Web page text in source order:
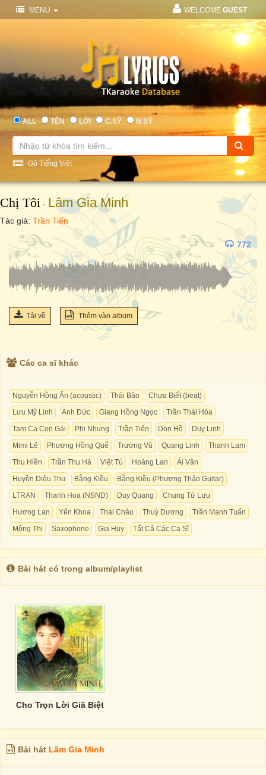
MENU WELCOME GUEST
ALL TÊN LỜI C.SỸ N.SỸ
Gõ Tiếng Việt
Chị Tôi - Lâm Gia Minh
Tác giả: Trần Tiến
772
Tải về Thêm vào album
Các ca sĩ khác
Nguyễn Hồng Ân (acoustic) Thái Bảo
Chưa Biết (beat)
Lưu Mỹ Linh
Anh Đức Giang Hồng Ngọc
Trần Thái Hòa
Tam Ca Con Gái
Phi Nhung Trần Tiến Don Hồ
Duy Linh
Mimi Lê
Phương Hồng Quế Trường Vũ Quang Linh
Thanh Lam
Thu Hiền
Trần Thu Hà Việt Tú Hoàng Lan
Ái Vân
Huyền Diệu Thu
Bằng Kiều
Bằng Kiều (Phương Thảo Guitar)
LTRAN
Thanh Hoa (NSND) Duy Quang
Chung Tử Lưu
Hương Lan
Yến Khoa Thái Châu Thuỳ Dương
Trần Mạnh Tuấn
Mộng Thi
Saxophone Gia Huy Tất Cả Các Ca Sĩ
Bài hát có trong album/playlist
Cho Trọn Lời Giã Biệt
Bài hát Lâm Gia Minh